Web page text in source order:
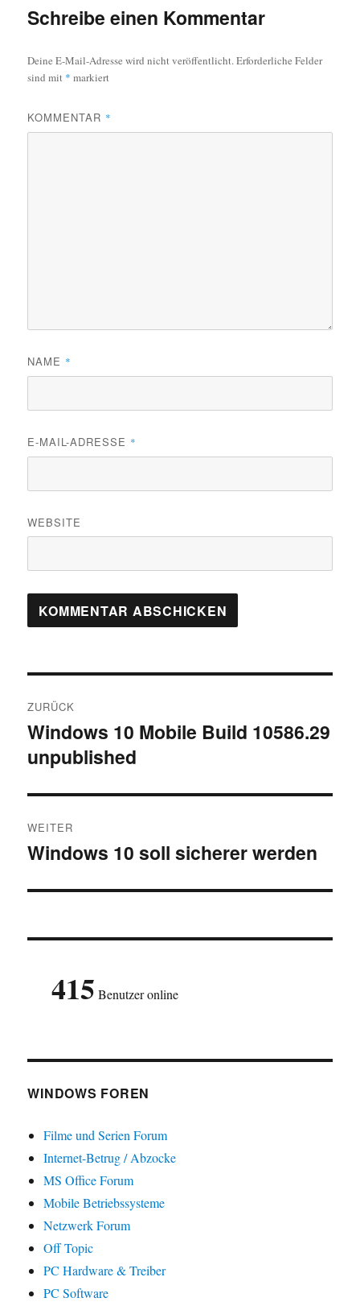
Schreibe einen Kommentar
Deine E-Mail-Adresse wird nicht veröffentlicht.Erforderliche Felder
sind mit * markiert
KOMMENTAR *
NAME *
E-MAIL-ADRESSE *
WEBSITE
ZURÜCK
Vorheriger
Beitrag:
Windows 10 Mobile Build 10586.29
unpublished
WEITER
Nächster
Windows 10 soll sicherer werden
415 Benutzer online
WINDOWS FOREN
Filme und Serien Forum
Internet-Betrug / Abzocke
MS Office Forum
Mobile Betriebssysteme
Netzwerk Forum
Off Topic
PC Hardware & Treiber
PC Software